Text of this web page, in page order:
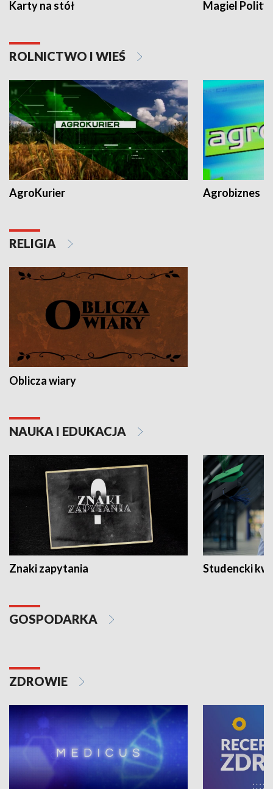
Karty na stół Magiel
ROLNICTWO I WIEŚ
AgroKurier Agrobiznes
RELIGIA
Oblicza wiary
NAUKA I EDUKACJA
Znaki zapytania Studencki
GOSPODARKA
ZDROWIE